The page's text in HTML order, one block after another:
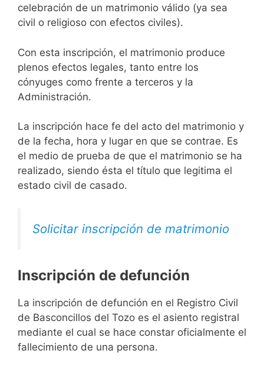
celebración de un matrimonio válido (ya sea
civil o religioso con efectos civiles).
Con esta inscripción, el matrimonio produce
plenos efectos legales, tanto entre los
cónyuges como frente a terceros y la
Administración.
La inscripción hace fe del acto del matrimonio y
de la fecha, hora y lugar en que se contrae. Es
el medio de prueba de que el matrimonio se ha
realizado, siendo ésta el título que legitima el
estado civil de casado.
Solicitar inscripción de matrimonio
Inscripción de defunción
La inscripción de defunción en el Registro Civil
de Basconcillos del Tozo es el asiento registral
mediante el cual se hace constar oficialmente el
fallecimiento de una persona.